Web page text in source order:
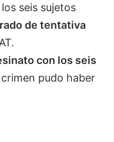
seis sujetos
de tentativa
con los seis
pudo haber